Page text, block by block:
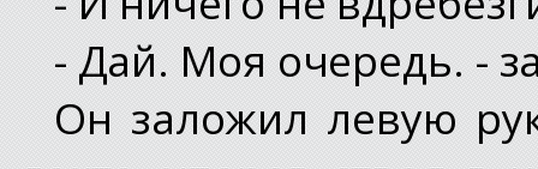
- Дай. Моя очередь. -
Он заложил левую